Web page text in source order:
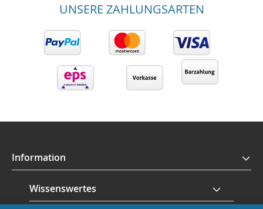
UNSERE ZAHLUNGSARTEN
Information
Wissenswertes